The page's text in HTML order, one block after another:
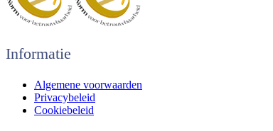
Informatie
Algemene voorwaarden
Privacybeleid
Cookiebeleid